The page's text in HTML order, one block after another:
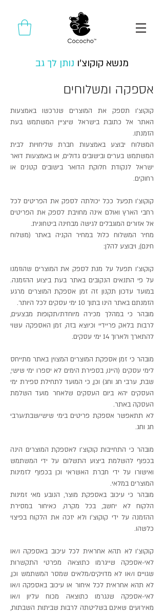
מנשא קוקוצ'ו נותן לך גב
קוקוצ'ו תספק את המוצרים שנרכשו באמצעות
האתר אל כתובת בישראל שיציין המשתמש בעת
הזמנתו.
המשלוח יבוצע באמצעות חברת שליחויות לבית
המשתמש בערים ובישובים גדולים, או באמצעות דואר
ישראל לנקודת חלוקת הדואר בישובים קטנים או
רחוקים.
קוקוצ'ו תפעל ככל יכולתה לספק את הפריטים לכל
רחבי הארץ ואולם אינה מחויבת לספק את הפריטים
אל אזורים המוגבלים לגישה מבחינה ביטחונית.
מחיר המשלוח כלול במחיר הקניה באתר (משלוח
חינם), ויבוצע להלן:
קוקוצ'ו תפעל על מנת לספק את המוצרים שהוזמנו
על פי התנאים הנקובים באתר בעת ביצוע ההזמנה.
במועד עדכון תקנון זה זמן אספקת המוצרים מרגע
הזמנתם באתר הינו בתוך 10 ימי עסקים לכל היותר.
מובהר כי במהלך מכירה מיוחדת/תקופות מבצעים,
לרבות בלאק פריידיי וכיוצא בזה, זמן האספקה עשוי
להתארך ולארוך 14 ימי עסקים.
מובהר כי זמן אספקת המוצרים המצוין באתר מתייחס
לימי עסקים (היינו, בספירת הימים לא יספרו ימי שישי,
שבת, ערבי חג וחג) וכן, כי המועד לתחילת ספירת ימי
העסקים יהא ביום העסקים שלאחר מועד השלמת
העסקה באתר.
לא תתאפשר אספקת פריטים בימי שישי/שבת/ערבי
חג וחג.
מובהר כי התחייבות קוקוצ'ו לאספקת המוצרים הינה
בכפוף להשלמת ביצוע התשלום על ידי המשתמש
ואישורו על ידי חברת האשראי וכן בכפוף לזמינות
המוצרים במלאי.
מובהר כי עיכוב באספקת מוצר, הנובע מאי זמינות
הלקוח לא יחשב, בכל מקרה, כאיחור במסירת
ההזמנה על ידי קוקוצ'ו ולא יזכה את הלקוח בפיצוי
כלשהו.
קוקוצ'ו לא תהא אחראית לכל עיכוב באספקה ו/או
לאי-אספקה שייגרמו כתוצאה מפרטי התקשרות
שגויים ו/או לא מדויקים/מלאים שמסר המשתמש וכן,
לא תהא אחראית לכל איחור או עיכוב באספקה ו/או
לאי-אספקה שנגרמו כתוצאה מכוח עליון ו/או
מאירועים שאינם בשליטתה לרבות שביתות השבתות,
אספקה ומשלוחים